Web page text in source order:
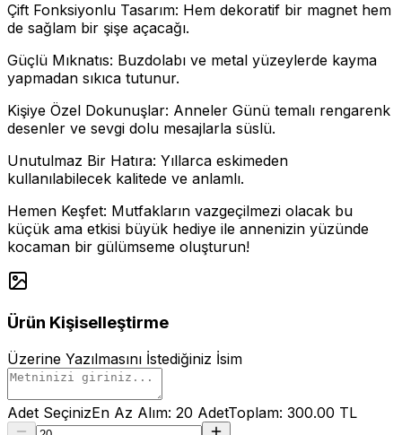
Çift Fonksiyonlu Tasarım: Hem dekoratif bir magnet hem
de sağlam bir şişe açacağı.
Güçlü Mıknatıs: Buzdolabı ve metal yüzeylerde kayma
yapmadan sıkıca tutunur.
Kişiye Özel Dokunuşlar: Anneler Günü temalı rengarenk
desenler ve sevgi dolu mesajlarla süslü.
Unutulmaz Bir Hatıra: Yıllarca eskimeden
kullanılabilecek kalitede ve anlamlı.
Hemen Keşfet: Mutfakların vazgeçilmezi olacak bu
küçük ama etkisi büyük hediye ile annenizin yüzünde
kocaman bir gülümseme oluşturun!
Ürün Kişiselleştirme
Üzerine Yazılmasını İstediğiniz İsim
Adet SeçinizEn Az Alım: 20 AdetToplam: 300.00 TL